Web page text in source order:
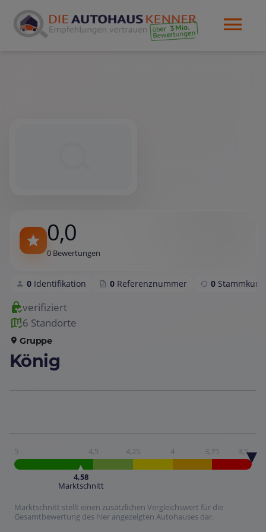
0,0
0 Bewertungen
0 Identifikation 0 Referenznummer 0
verifiziert
6 Standorte
Gruppe
König
5 4,5 4,25 4 3,75 3,5
4,58
Marktschnitt
Marktschnitt stellt einen zusätzlichen Vergleichswert für die
Gesamtbewertung des hier angezeigten Autohauses dar.